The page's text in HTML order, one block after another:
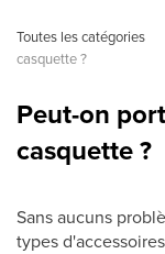
Toutes les catégories
casquette ?
Peut-on
casquette ?
Sans aucuns
types